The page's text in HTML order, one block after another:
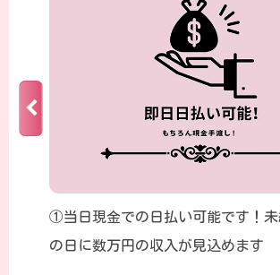
①当日現金での日払い可能です！未
の日に数万円の収入が見込めます